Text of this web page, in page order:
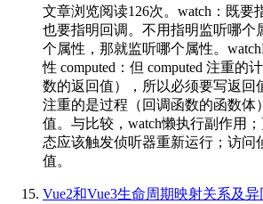
文章浏览阅读126次。watch：既要
也要指明回调。不用指明监听哪个
个属性，那就监听哪个属性。
性 computed：但 computed 注重的
数的返回值），所以必须要写返回
注重的是过程（回调函数的函数体
值。与比较，watch懒执行副作用
态应该触发侦听器重新运行；访问
值。
Vue2和Vue3生命周期映射关系及异